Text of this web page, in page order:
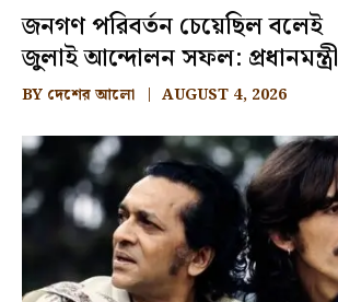
জনগণ পরিবর্তন চেয়েছিল বলেই
জুলাই আন্দোলন সফল: প্রধানমন্ত্রী
BY দেশের আলো AUGUST 4, 2026